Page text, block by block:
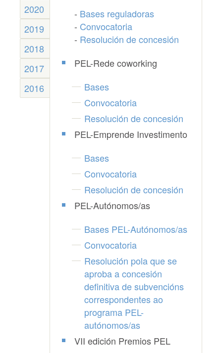
2020
2019
2018
2017
2016
- Bases reguladoras
- Convocatoria
- Resolución de concesión
PEL-Rede coworking
Bases
Convocatoria
Resolución de concesión
PEL-Emprende Investimento
Bases
Convocatoria
Resolución de concesión
PEL-Autónomos/as
Bases PEL-Autónomos/as
Convocatoria
Resolución pola que se
aproba a concesión
definitiva de subvencións
correspondentes ao
programa PEL-
autónomos/as
VII edición Premios PEL